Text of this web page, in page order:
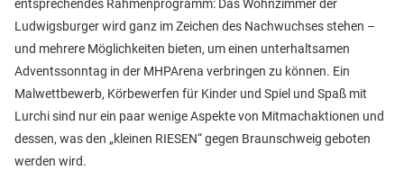
entsprechendes Rahmenprogramm: Das Wohnzimmer der
Ludwigsburger wird ganz im Zeichen des Nachwuchses stehen –
und mehrere Möglichkeiten bieten, um einen unterhaltsamen
Adventssonntag in der MHPArena verbringen zu können. Ein
Malwettbewerb, Körbewerfen für Kinder und Spiel und Spaß mit
Lurchi sind nur ein paar wenige Aspekte von Mitmachaktionen und
dessen, was den „kleinen RIESEN“ gegen Braunschweig geboten
werden wird.